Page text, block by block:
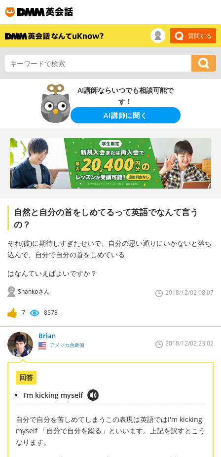
質問する
AI講師ならいつでも相談可能で
す！
AI講師に聞く
自然と自分の首をしめてるって英語でなんて言う
の？
それ(彼)に期待しすぎたせいで、自分の思い通りにいかないと落ち
込んで、自分で自分の首をしめている
はなんていえばよいですか？
Shankoさん 2018/12/02 08:07
7 8578
Brian
アメリカ合衆国 2018/12/02 23:02
回答
I'm kicking myself
自分で自分を苦しめてしまうこの表現は英語ではI'm kicking
myself 「自分で自分を蹴る」といいます。上記を訳すとこう
なります。